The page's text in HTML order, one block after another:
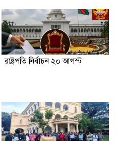
রাষ্ট্রপতি নির্বাচন ২০ আগস্ট